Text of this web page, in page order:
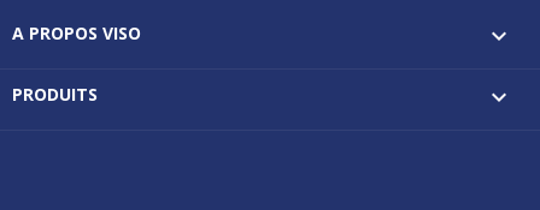
A PROPOS VISO 
PRODUITS 